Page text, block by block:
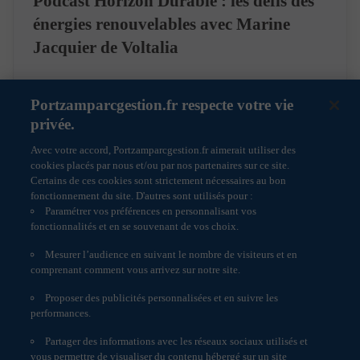
Chaque OPC présenté se rattache à un Document
d’Information pour l’Investisseur et d’un prospectus
agréé par l’Autorité des Marchés Financiers reprenant
Intervenir sur les marchés financiers représente des
risques pouvant entrainer des pertes financières. A cet
égard, Portzamparc Gestion informe l’investisseur
potentiel que les opérations sur titres et les transactions
sur les marchés d’instruments financiers exposent à des
risques particuliers attachés à leurs caractéristiques
spécifiques. Ces risques dépendent, entre autres, de la
catégorie de l’investissement qui peut-être plus ou
moins spéculatif. Généralement, plus le potentiel de
risqué. Par ailleurs les performances passées d’un
investissement ne présument en rien de ses
investisseur varient selon l’actif : – le risque de marché
(instabilité des cours liée à la variation générale de
– le risque de liquidité (difficulté de trouver une
énergies renouvelables avec Marine
Jacquier de Voltalia
15/07/2026 Podcast
Informations réglementaires
Accessibilité : non conforme
Portzamparcgestion.fr respecte votre vie
privée.
Avec votre accord, Portzamparcgestion.fr aimerait utiliser des
cookies placés par nous et/ou par nos partenaires sur ce site.
Certains de ces cookies sont strictement nécessaires au bon
fonctionnement du site. D'autres sont utilisés pour :
Paramétrer vos préférences en personnalisant vos
fonctionnalités et en se souvenant de vos choix.
Mesurer l’audience en suivant le nombre de visiteurs et en
comprenant comment vous arrivez sur notre site.
Proposer des publicités personnalisées et en suivre les
performances.
Partager des informations avec les réseaux sociaux utilisés et
vous permettre de visualiser du contenu hébergé sur un site